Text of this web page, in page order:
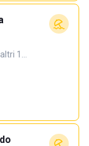
1…